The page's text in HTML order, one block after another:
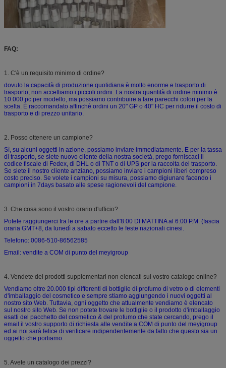
FAQ:
1. C'è un requisito minimo di ordine?
dovuto la capacità di produzione quotidiana è molto enorme e trasporto di
trasporto, non accettiamo i piccoli ordini. La nostra quantità di ordine minimo è
10.000 pc per modello, ma possiamo contribuire a fare parecchi colori per la
scelta. È raccomandato affinchè ordini un 20" GP o 40" HC per ridurre il costo di
trasporto e di prezzo unitario.
2. Posso ottenere un campione?
Sì, su alcuni oggetti in azione, possiamo inviare immediatamente. E per la tassa
di trasporto, se siete nuovo cliente della nostra società, prego forniscaci il
codice fiscale di Fedex, di DHL o di TNT o di UPS per la raccolta del trasporto.
Se siete il nostro cliente anziano, possiamo inviare i campioni liberi compreso
costo preciso. Se volete i campioni su misura, possiamo digiunare facendo i
campioni in 7days basato alle spese ragionevoli del campione.
3. Che cosa sono il vostro orario d'ufficio?
Potete raggiungerci fra le ore a partire dall'8:00 DI MATTINA al 6:00 P.M. (fascia
oraria GMT+8, da lunedì a sabato eccetto le feste nazionali cinesi.
Telefono: 0086-510-86562585
Email: vendite a COM di punto del meyigroup
4. Vendete dei prodotti supplementari non elencati sul vostro catalogo online?
Vendiamo oltre 20.000 tipi differenti di bottiglie di profumo di vetro o di elementi
d'imballaggio del cosmetico e sempre stiamo aggiungendo i nuovi oggetti al
nostro sito Web. Tuttavia, ogni oggetto che attualmente vendiamo è elencato
sul nostro sito Web. Se non potete trovare le bottiglie o il prodotto d'imballaggio
esatti del pacchetto del cosmetico & del profumo che state cercando, prego il
email il vostro supporto di richiesta alle vendite a COM di punto del meyigroup
ed ai noi sarà felice di verificare indipendentemente da fatto che questo sia un
oggetto che portiamo.
5. Avete un catalogo dei prezzi?